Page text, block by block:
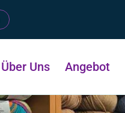
Über Uns Angebot